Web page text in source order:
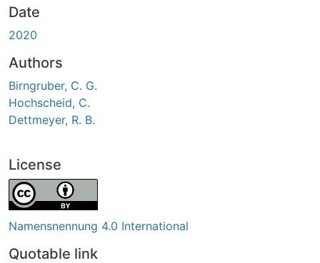
Date
2020
Authors
Birngruber, C. G.
Hochscheid, C.
Dettmeyer, R. B.
License
Namensnennung 4.0 International
Quotable link